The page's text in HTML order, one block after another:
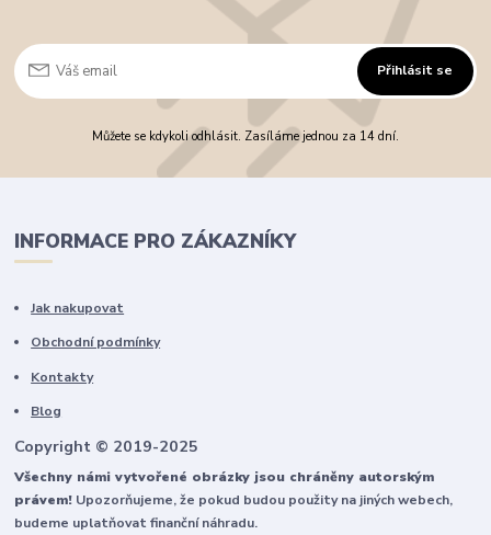
Přihlásit se
Můžete se kdykoli odhlásit. Zasíláme jednou za 14 dní.
INFORMACE PRO ZÁKAZNÍKY
Jak nakupovat
Obchodní podmínky
Kontakty
Blog
Copyright © 2019-2025
Všechny námi vytvořené obrázky jsou chráněny autorským
právem! Upozorňujeme, že pokud budou použity na jiných webech,
budeme uplatňovat finanční náhradu.